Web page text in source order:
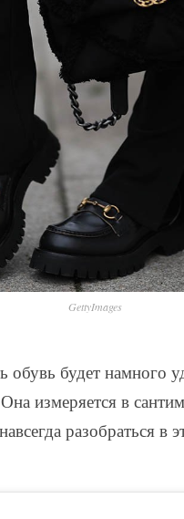
GettyImages
будет намного
измеряется в
разобраться в